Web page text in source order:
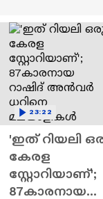
'ഇത് റിയലി
കേരള
സ്റ്റോറിയാണ്';
87കാരനായ
23:22